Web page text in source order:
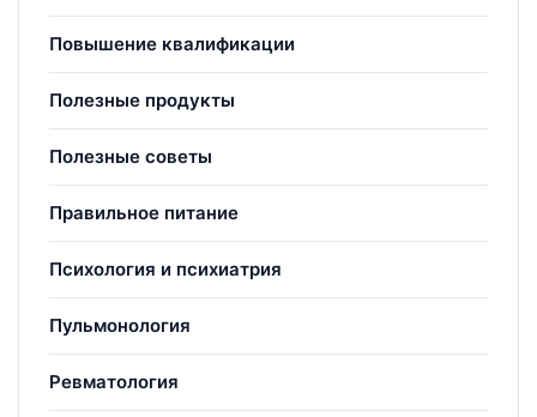
Повышение квалификации
Полезные продукты
Полезные советы
Правильное питание
Психология и психиатрия
Пульмонология
Ревматология